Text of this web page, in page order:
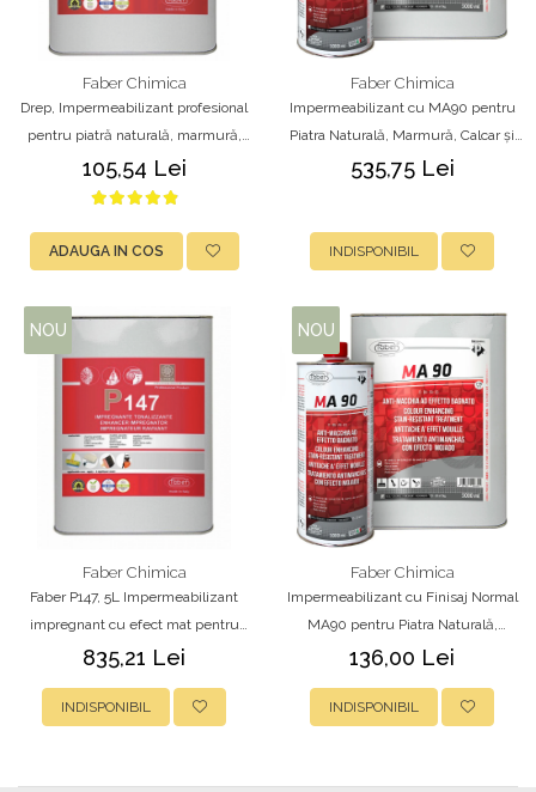
Faber Chimica
Drep, Impermeabilizant profesional
pentru piatră naturală, marmură,
granit și ciment, 1L, Faber
105,54 Lei
ADAUGA IN COS
Faber Chimica
Impermeabilizant cu MA90 pentru
Piatra Naturală, Marmură, Calcar și
Gresie, 5L
535,75 Lei
INDISPONIBIL
NOU
Faber Chimica
Faber P147, 5L Impermeabilizant
impregnant cu efect mat pentru
piatră naturală și suprafețe
835,21 Lei
INDISPONIBIL
NOU
Faber Chimica
Impermeabilizant cu Finisaj Normal
MA90 pentru Piatra Naturală,
Marmură, Calcar și Gresie, 1L
136,00 Lei
INDISPONIBIL